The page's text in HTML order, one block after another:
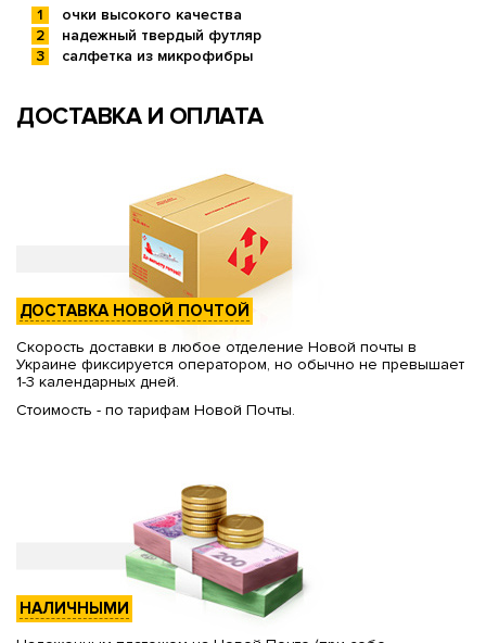
очки высокого качества
надежный твердый футляр
салфетка из микрофибры
ДОСТАВКА И ОПЛАТА
ДОСТАВКА НОВОЙ ПОЧТОЙ
Скорость доставки в любое отделение Новой почты в
Украине фиксируется оператором, но обычно не превышает
1-3 календарных дней.
Стоимость - по тарифам Новой Почты.
НАЛИЧНЫМИ